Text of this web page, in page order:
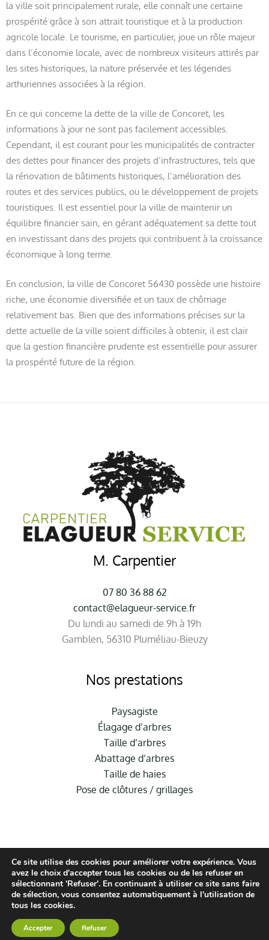
la ville soit principalement rurale, elle connaît une certaine
prospérité grâce à son attrait touristique et à la production
agricole locale. Le tourisme, en particulier, joue un rôle majeur
dans l’économie locale, avec de nombreux visiteurs attirés par
les sites historiques, la nature préservée et les légendes
arthuriennes associées à la région.
En ce qui concerne la dette de la ville de Concoret, les
informations à jour ne sont pas facilement accessibles.
Cependant, il est courant pour les municipalités de contracter
des dettes pour financer des projets d’infrastructures, tels que
la rénovation de bâtiments historiques, l’amélioration des
routes et des services publics, ou le développement de projets
touristiques. Il est essentiel pour la ville de maintenir un
équilibre financier sain, en gérant adéquatement sa dette tout
en investissant dans des projets qui contribuent à la croissance
économique à long terme.
En conclusion, la ville de Concoret 56430 possède une histoire
riche, une économie diversifiée et un taux de chômage
relativement bas. Bien que des informations précises sur la
dette actuelle de la ville soient difficiles à obtenir, il est clair
que la gestion financière prudente est essentielle pour assurer
la prospérité future de la région.
M. Carpentier
07 80 36 88 62
contact@elagueur-service.fr
Du lundi au samedi de 9h à 19h
Gamblen, 56310 Pluméliau-Bieuzy
Nos prestations
Paysagiste
Élagage d’arbres
Taille d’arbres
Abattage d’arbres
Taille de haies
Pose de clôtures / grillages
© Hauméa Digital | Tous droits réservés
Ce site utilise des cookies pour améliorer votre expérience. Vous
avez le choix d'accepter tous les cookies ou de les refuser en
sélectionnant 'Refuser'. En continuant à utiliser ce site sans faire
de sélection, vous consentez automatiquement à l'utilisation de
tous les cookies.
Accepter Refuser